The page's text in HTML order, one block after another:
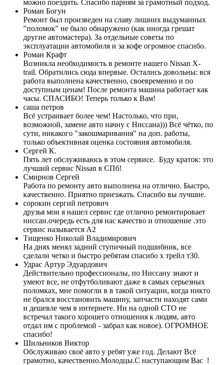
можно поездить. Спасибо парням за грамотный подход.
Роман Богун
Ремонт был произведен на славу лишних выдуманных
"поломок" не было обнаружено (как иногда грешат
другие автомастера). За отдельные советы по
эксплуатации автомобиля и за кофе огромное спасибо.
Роман Крафт
Возникла необходимость в ремонте нашего Nissan X-
trail. Обратились сюда впервые. Остались довольны: вся
работа выполнена качественно, своевременно и по
доступным ценам! После ремонта машина работает как
часы. СПАСИБО! Теперь только к Вам!
саша петров
Всё устраивает более чем! Настолько, что при,
возможной, замене авто начну с Ниссана))) Всё чётко, по
сути, никакого "закошмаривания" на доп. работы,
только объективная оценка состояния автомобиля.
Сергей К.
Пять лет обслуживаюсь в этом сервисе. Буду краток: это
лучший сервис Nissan в СПб!
Смирнов Сергей
Работа по ремонту авто выполнена на отлично. Быстро,
качественно. Приятно приезжать. Спасибо вы лучшие.
сорокин сергий петрович
друзья мои я нашел сервис где отлично ремонтировает
ниссан.очередь есть для нас качество и отношение .это
сервис называется А2
Тищенко Николай Владимирович
На днях менял задний ступичный подшибник, все
сделали четко и быстро ребятам спасибо х трейл т30.
Удрас Артур Эдуардович
Действительно профессионалы, по Ниссану знают и
умеют все, не отфутболивают даже в самых серьезных
поломках, мне помогли в в такой ситуации, когда никто
не брался восстановить машину, запчасти находят сами
и дешевле чем в интернете. Ни на одной СТО не
встречал такого хорошего отношения к людям, авто
отдал им с проблемой - забрал как новое). ОГРОМНОЕ
спасибо!
Шильников Виктор
Обслуживаю своё авто у ребят уже год. Делают Всё
грамотно, качественно.Молодцы.С наступающим Вас !